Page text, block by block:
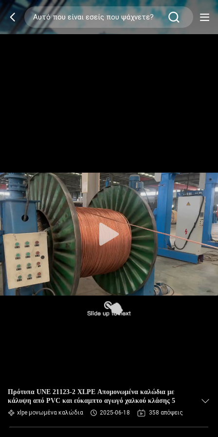
Πρότυπα UNE 21123-2 XLPE Απομονωμένα καλώδια με
κάλυψη από PVC και εύκαμπτο αγωγό χαλκού κλάσης 5
xlpe μονωμένα καλώδια 2025-06-18 358 απόψεις